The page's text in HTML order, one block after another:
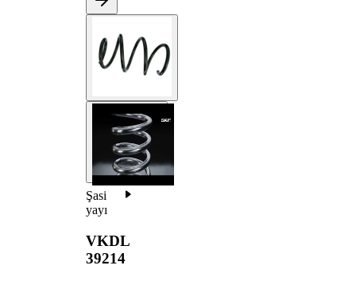
Şasi
yayı
VKDL
39214